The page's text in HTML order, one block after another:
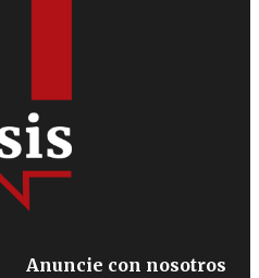
Anuncie con nosotros